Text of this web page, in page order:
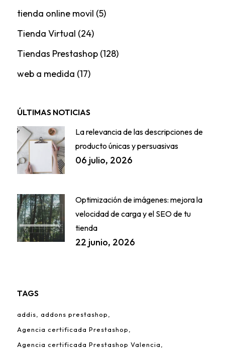
tienda online movil (5)
Tienda Virtual (24)
Tiendas Prestashop(128)
web a medida (17)
ÚLTIMAS NOTICIAS
La relevancia de las descripciones de
producto únicas y persuasivas
06 julio, 2026
Optimización de imágenes: mejora la
velocidad de carga y el SEO de tu
tienda
22 junio, 2026
TAGS
addis
addons prestashop
Agencia certificada Prestashop
Agencia certificada Prestashop Valencia